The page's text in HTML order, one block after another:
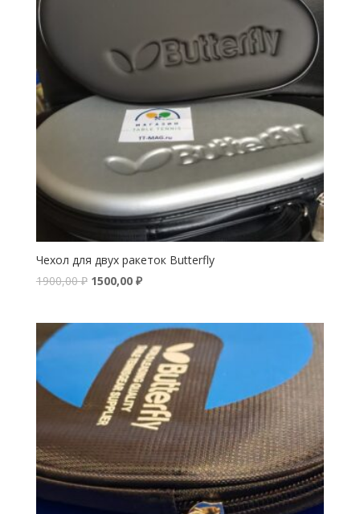
Чехол для двух ракеток Butterfly
1900,00₽ 1500,00 ₽